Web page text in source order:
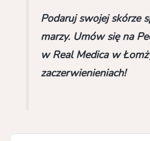
Podaruj swojej skórze
marzy. Umów się na
w Real Medica w
zaczerwienieniach!